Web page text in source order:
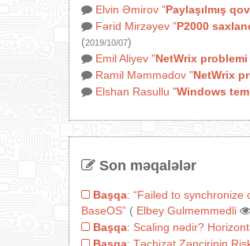
Elvin Əmirov "Paylaşılmış
Fərid Mirzəyev "P2000
(2019/10/07)
Emil Aliyev "NetWrix problemi
Ramil Məmmədov "NetWrix
Elshan Rasullu "Windows
Son məqalələr
Başqa: “Failed to synchronize
BaseOS” ( Elbey Gulmemmedli
Başqa: Scaling nədir?